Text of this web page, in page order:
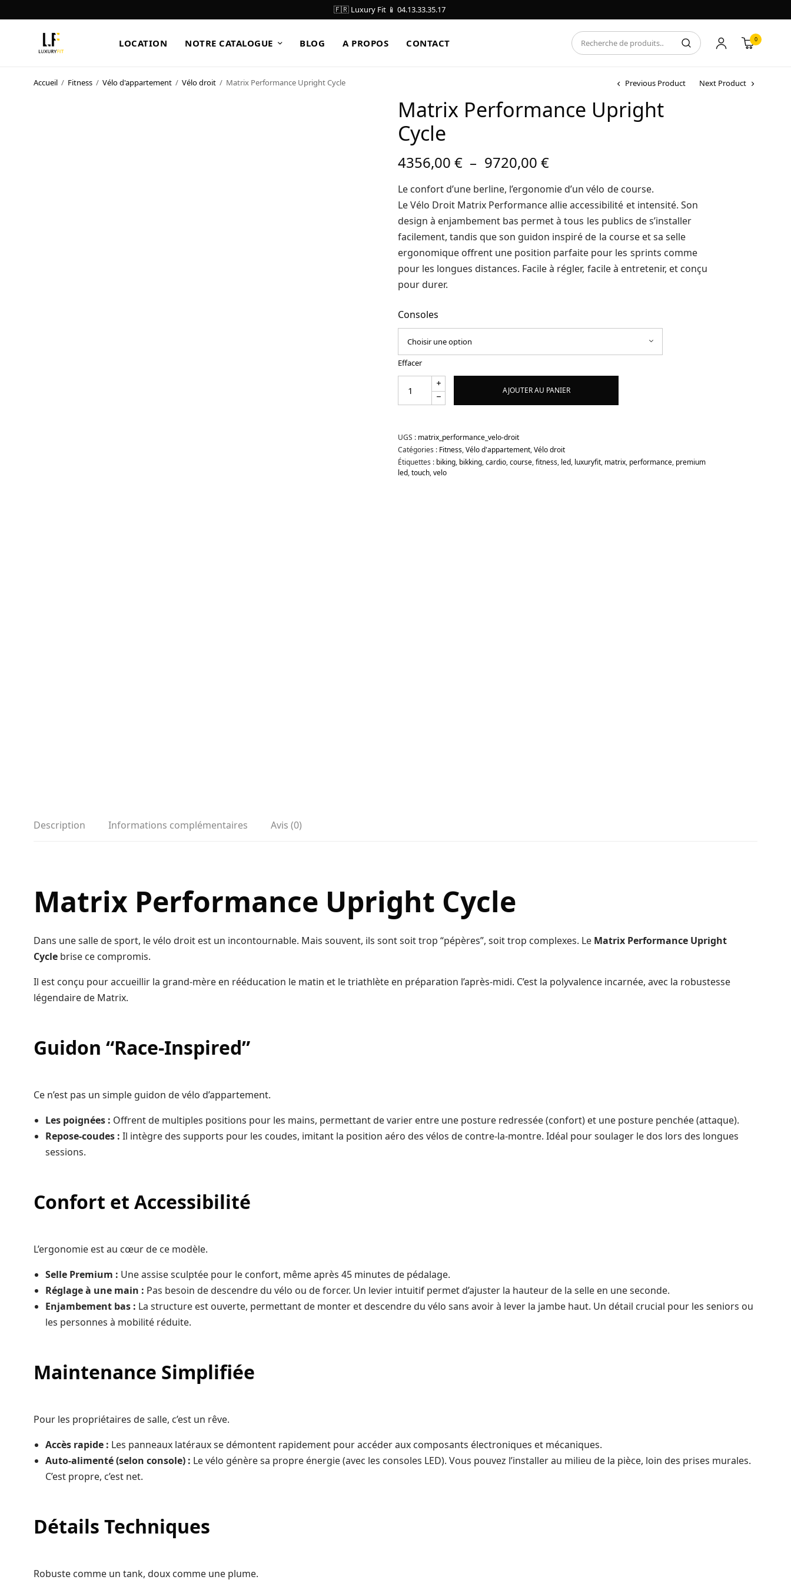
🇫🇷 Luxury Fit 📱 04.13.33.35.17
LOCATION NOTRE CATALOGUE BLOG A PROPOS CONTACT 0
Accueil / Fitness / Vélo d'appartement / Vélo droit / Matrix Performance Upright Cycle Previous Product Next Product
Matrix Performance Upright
Cycle
4356,00€ – 9720,00 €Plage de
prix :
4356,00 €
à
9720,00 €
Le confort d’une berline, l’ergonomie d’un vélo de course.
Le Vélo Droit Matrix Performance allie accessibilité et intensité. Son
design à enjambement bas permet à tous les publics de s’installer
facilement, tandis que son guidon inspiré de la course et sa selle
ergonomique offrent une position parfaite pour les sprints comme
pour les longues distances. Facile à régler, facile à entretenir, et conçu
pour durer.
Consoles
Effacer
AJOUTER AU PANIER
UGS : matrix_performance_velo-droit
Catégories : Fitness,Vélo d'appartement,Vélo droit
Étiquettes : biking, bikking,cardio,course,fitness, led, luxuryfit, matrix, performance, premium
led,touch,velo
Description Informations complémentaires Avis (0)
Matrix Performance Upright Cycle
Dans une salle de sport, le vélo droit est un incontournable. Mais souvent, ils sont soit trop “pépères”, soit trop complexes. Le Matrix Performance Upright
Cycle brise ce compromis.
Il est conçu pour accueillir la grand-mère en rééducation le matin et le triathlète en préparation l’après-midi. C’est la polyvalence incarnée, avec la robustesse
légendaire de Matrix.
Guidon “Race-Inspired”
Ce n’est pas un simple guidon de vélo d’appartement.
Les poignées : Offrent de multiples positions pour les mains, permettant de varier entre une posture redressée (confort) et une posture penchée (attaque).
Repose-coudes : Il intègre des supports pour les coudes, imitant la position aéro des vélos de contre-la-montre. Idéal pour soulager le dos lors des longues
sessions.
Confort et Accessibilité
L’ergonomie est au cœur de ce modèle.
Selle Premium : Une assise sculptée pour le confort, même après 45 minutes de pédalage.
Réglage à une main : Pas besoin de descendre du vélo ou de forcer. Un levier intuitif permet d’ajuster la hauteur de la selle en une seconde.
Enjambement bas : La structure est ouverte, permettant de monter et descendre du vélo sans avoir à lever la jambe haut. Un détail crucial pour les seniors ou
les personnes à mobilité réduite.
Maintenance Simplifiée
Pour les propriétaires de salle, c’est un rêve.
Accès rapide : Les panneaux latéraux se démontent rapidement pour accéder aux composants électroniques et mécaniques.
Auto-alimenté (selon console) : Le vélo génère sa propre énergie (avec les consoles LED). Vous pouvez l’installer au milieu de la pièce, loin des prises murales.
C’est propre, c’est net.
Détails Techniques
Robuste comme un tank, doux comme une plume.